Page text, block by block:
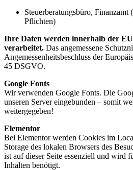
Steuerberatungsbüro,
Pflichten)
Ihre Daten werden innerhalb der
verarbeitet. Das angemessene
Angemessenheitsbeschluss der
45 DSGVO.
Google Fonts
Wir verwenden Google Fonts. Die
unseren Server eingebunden – somit
weitergegeben!
Elementor
Bei Elementor werden Cookies im
Storage des lokalen Browsers des
ist auf dieser Seite essenziell und wird
Inhalten benötigt.